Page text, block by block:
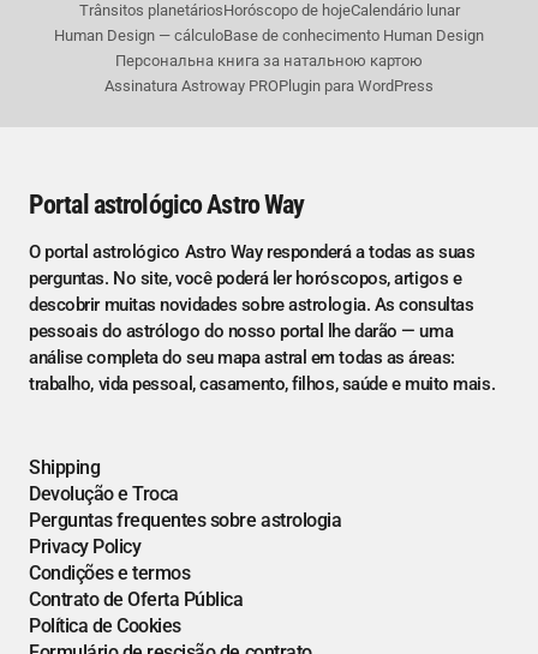
Trânsitos planetáriosHoróscopo de hojeCalendário lunar
Human Design — cálculoBase de conhecimento Human Design
Персональна книга за натальною картою
Assinatura Astroway PROPlugin para WordPress
Portal astrológico Astro Way
O portal astrológico Astro Way responderá a todas as suas
perguntas. No site, você poderá ler horóscopos, artigos e
descobrir muitas novidades sobre astrologia. As consultas
pessoais do astrólogo do nosso portal lhe darão — uma
análise completa do seu mapa astral em todas as áreas:
trabalho, vida pessoal, casamento, filhos, saúde e muito mais.
Shipping
Devolução e Troca
Perguntas frequentes sobre astrologia
Privacy Policy
Condições e termos
Contrato de Oferta Pública
Política de Cookies